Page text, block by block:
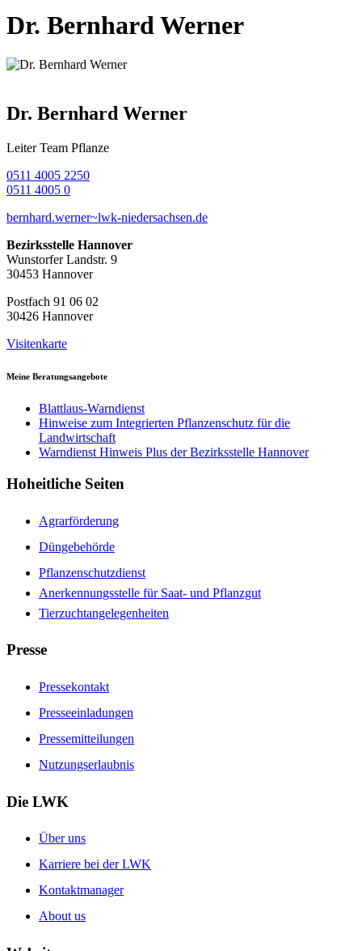
Dr. Bernhard Werner
Dr. Bernhard Werner
Leiter Team Pflanze
0511 4005 2250
0511 4005 0
bernhard.werner~lwk-niedersachsen.de
Bezirksstelle Hannover
Wunstorfer Landstr. 9
30453 Hannover
Postfach 91 06 02
30426 Hannover
Visitenkarte
Meine Beratungsangebote
Blattlaus-Warndienst
Hinweise zum Integrierten Pflanzenschutz für die
Landwirtschaft
Warndienst Hinweis Plus der Bezirksstelle Hannover
Hoheitliche Seiten
Agrarförderung
Düngebehörde
Pflanzenschutzdienst
Anerkennungsstelle für Saat- und Pflanzgut
Tierzuchtangelegenheiten
Presse
Pressekontakt
Presseeinladungen
Pressemitteilungen
Nutzungserlaubnis
Die LWK
Über uns
Karriere bei der LWK
Kontaktmanager
About us